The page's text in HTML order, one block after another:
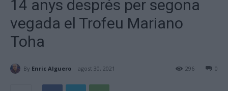
14 anys després per segona
vegada el Trofeu Mariano
Toha
By Enric Alguero agost 30, 2021 0
296